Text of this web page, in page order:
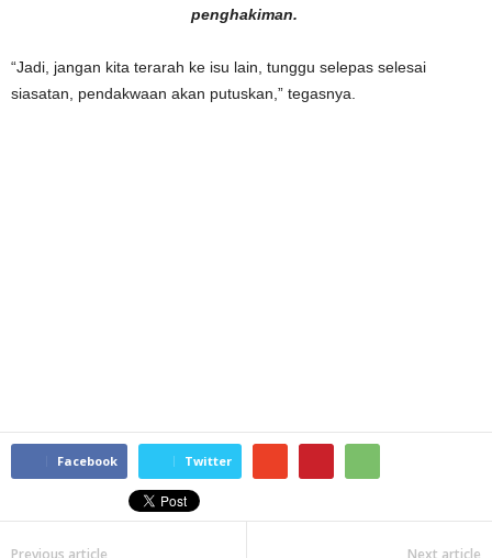
penghakiman.
“Jadi, jangan kita terarah ke isu lain, tunggu selepas selesai
siasatan, pendakwaan akan putuskan,” tegasnya.
Facebook Twitter
Previous article Next article